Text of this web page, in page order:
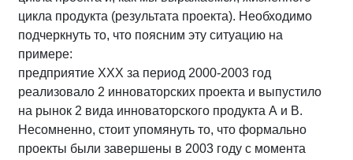
цикла продукта (результата проекта). Необходимо
подчеркнуть то, что поясним эту ситуацию на
примере:
предприятие ХХХ за период 2000-2003 год
реализовало 2 инноваторских проекта и выпустило
на рынок 2 вида инноваторского продукта А и В.
Несомненно, стоит упомянуть то, что формально
проекты были завершены в 2003 году с момента